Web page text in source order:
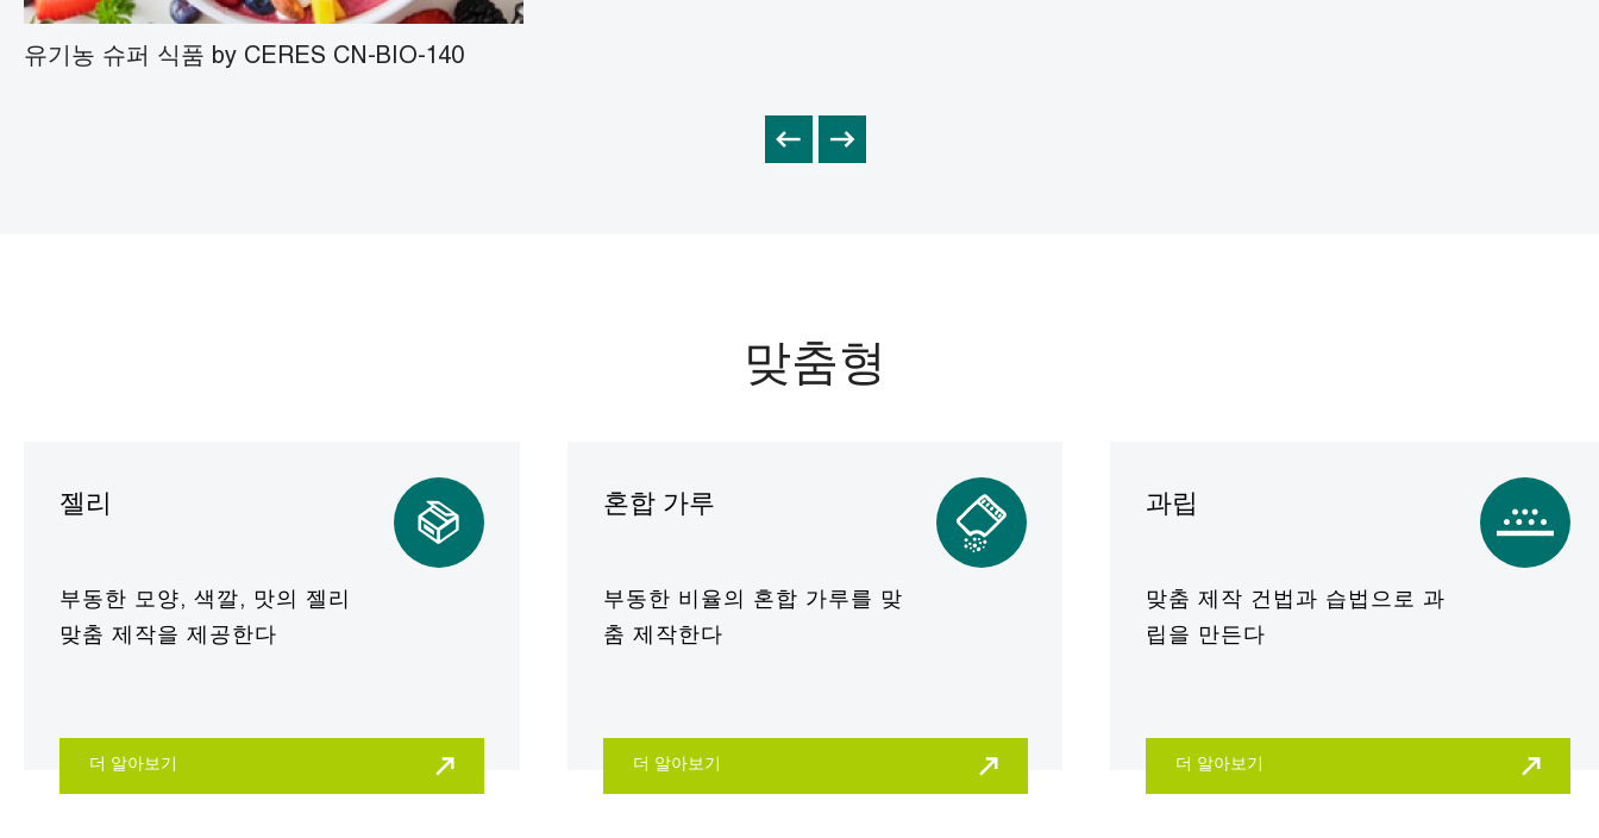
유기농 슈퍼 식품 by CERES CN-BIO-140
맞춤형
젤리
부동한 모양, 색깔, 맛의 젤리
맞춤 제작을 제공한다
더 알아보기
혼합 가루
부동한 비율의 혼합 가루를 맞
춤 제작한다
더 알아보기
과립
맞춤 제작 건법과 습법으로 과
립을 만든다
더 알아보기